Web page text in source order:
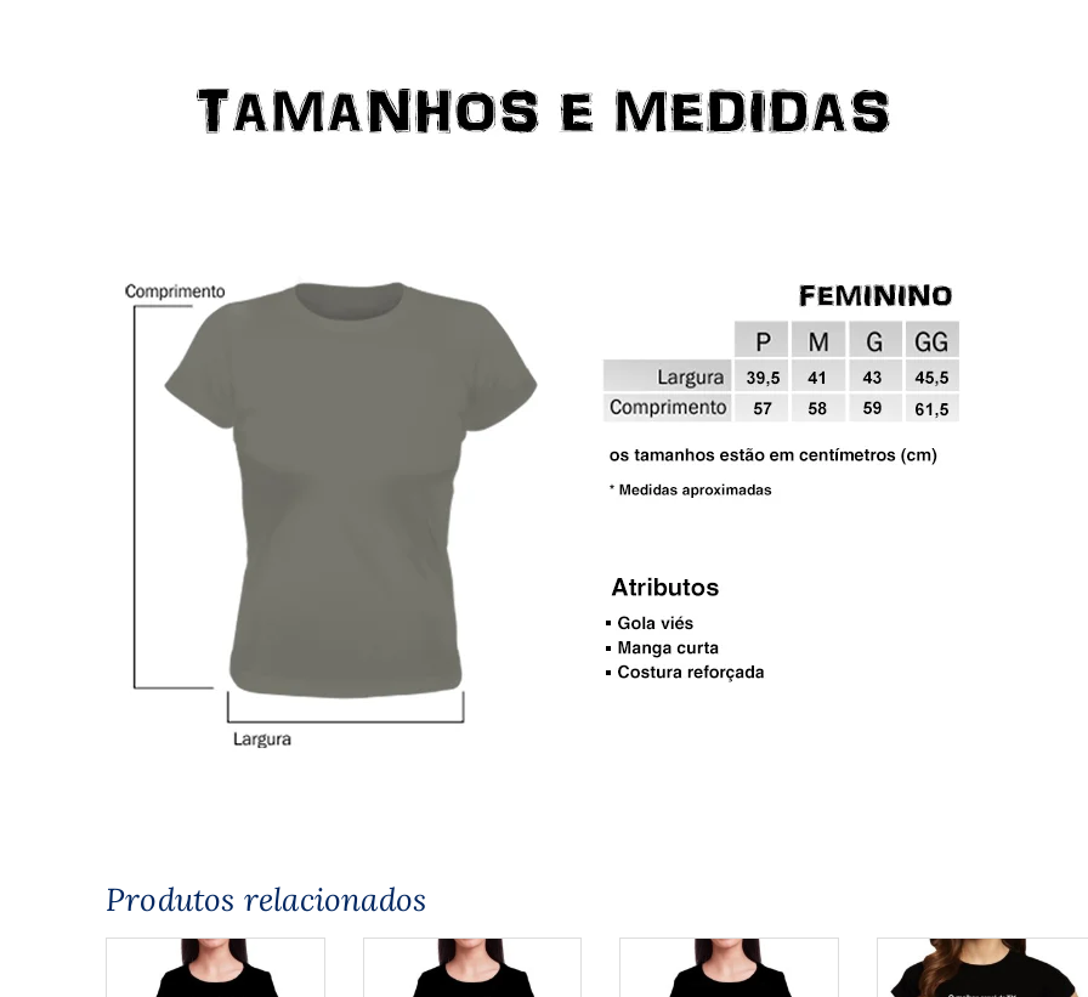
Produtos relacionados